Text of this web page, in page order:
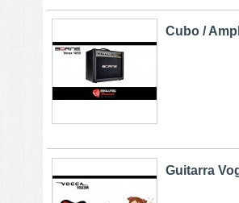
Cubo /
Guitarra